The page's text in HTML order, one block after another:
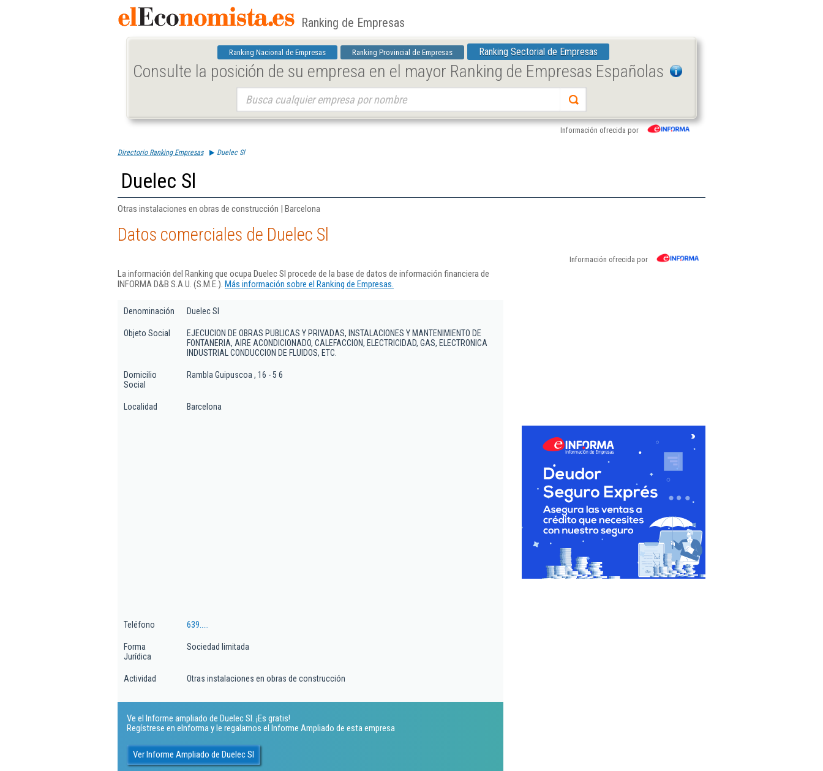
Ranking de Empresas
Ranking Nacional de Empresas Ranking Provincial de Empresas Ranking Sectorial de Empresas
Consulte la posición de su empresa en el mayor Ranking de Empresas Españolas
Información ofrecida por
Directorio Ranking Empresas Duelec Sl
Duelec Sl
Otras instalaciones en obras de construcción | Barcelona
Datos comerciales de Duelec Sl
Información ofrecida por
La información del Ranking que ocupa Duelec Sl procede de la base de datos de información financiera de
INFORMA D&B S.A.U. (S.M.E.). Más información sobre el Ranking de Empresas.
Denominación Duelec Sl
Objeto Social
EJECUCION DE OBRAS PUBLICAS Y PRIVADAS, INSTALACIONES Y MANTENIMIENTO DE
FONTANERIA, AIRE ACONDICIONADO, CALEFACCION, ELECTRICIDAD, GAS, ELECTRONICA
INDUSTRIAL CONDUCCION DE FLUIDOS, ETC.
Domicilio
Social
Rambla Guipuscoa , 16 - 5 6
Localidad Barcelona
Teléfono 639.....
Forma
Jurídica
Sociedad limitada
Actividad Otras instalaciones en obras de construcción
Ve el Informe ampliado de Duelec Sl. ¡Es gratis!
Regístrese en eInforma y le regalamos el Informe Ampliado de esta empresa
Ver Informe Ampliado de Duelec Sl